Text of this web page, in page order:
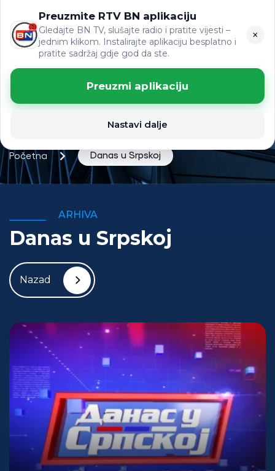
VIJESTI LAT
Preuzmite RTV BN aplikaciju
Gledajte BN TV, slušajte radio i pratite vijesti –
jednim klikom. Instalirajte aplikaciju besplatno i
pratite sadržaj gdje god da ste.
×
Preuzmi aplikaciju
Nastavi dalje
Početna Danas u Srpskoj
ARHIVA
Danas u Srpskoj
Nazad